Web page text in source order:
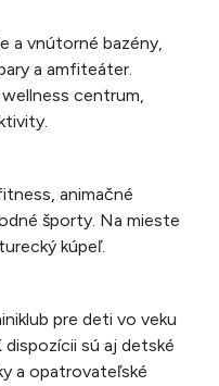
a vnútorné bazény,
a amfiteáter.
centrum,
animačné
športy. Na mieste
kúpeľ.
pre deti vo veku
dispozícii sú aj detské
a opatrovateľské